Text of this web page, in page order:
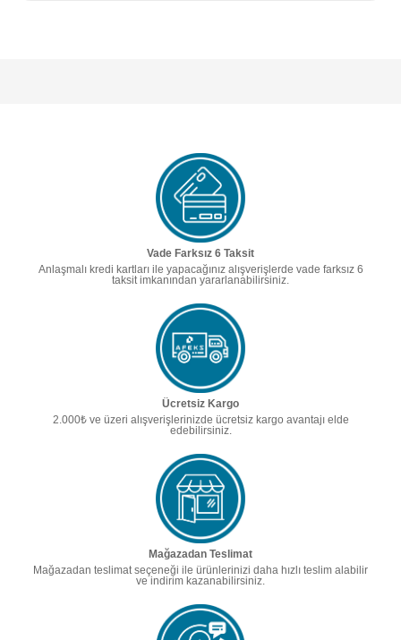
Vade Farksız 6 Taksit
Anlaşmalı kredi kartları ile yapacağınız alışverişlerde vade farksız 6
taksit imkanından yararlanabilirsiniz.
Ücretsiz Kargo
2.000₺ ve üzeri alışverişlerinizde ücretsiz kargo avantajı elde
edebilirsiniz.
Mağazadan Teslimat
Mağazadan teslimat seçeneği ile ürünlerinizi daha hızlı teslim alabilir
ve indirim kazanabilirsiniz.